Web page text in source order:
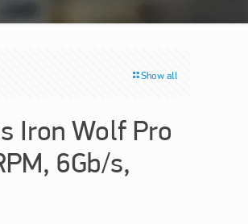
Show all
Iron Wolf Pro
6Gb/s,